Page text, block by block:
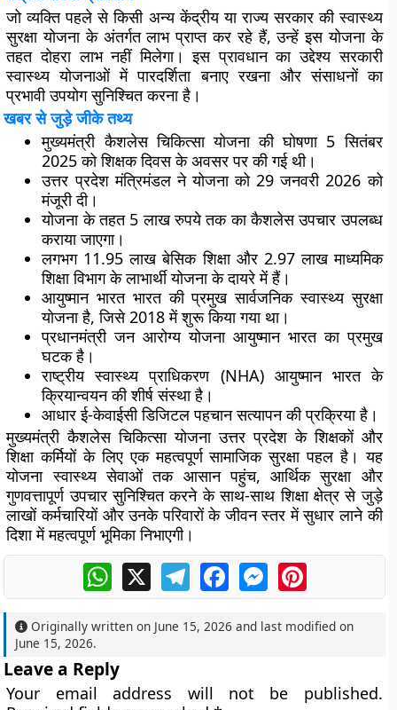
जो व्यक्ति पहले से किसी अन्य केंद्रीय या राज्य सरकार की स्वास्थ्य
सुरक्षा योजना के अंतर्गत लाभ प्राप्त कर रहे हैं, उन्हें इस योजना के
तहत दोहरा लाभ नहीं मिलेगा। इस प्रावधान का उद्देश्य सरकारी
स्वास्थ्य योजनाओं में पारदर्शिता बनाए रखना और संसाधनों का
प्रभावी उपयोग सुनिश्चित करना है।
खबर से जुड़े जीके तथ्य
मुख्यमंत्री कैशलेस चिकित्सा योजना की घोषणा 5 सितंबर
2025 को शिक्षक दिवस के अवसर पर की गई थी।
उत्तर प्रदेश मंत्रिमंडल ने योजना को 29 जनवरी 2026 को
मंजूरी दी।
योजना के तहत 5 लाख रुपये तक का कैशलेस उपचार उपलब्ध
कराया जाएगा।
लगभग 11.95 लाख बेसिक शिक्षा और 2.97 लाख माध्यमिक
शिक्षा विभाग के लाभार्थी योजना के दायरे में हैं।
आयुष्मान भारत भारत की प्रमुख सार्वजनिक स्वास्थ्य सुरक्षा
योजना है, जिसे 2018 में शुरू किया गया था।
प्रधानमंत्री जन आरोग्य योजना आयुष्मान भारत का प्रमुख
घटक है।
राष्ट्रीय स्वास्थ्य प्राधिकरण (NHA) आयुष्मान भारत के
क्रियान्वयन की शीर्ष संस्था है।
आधार ई-केवाईसी डिजिटल पहचान सत्यापन की प्रक्रिया है।
मुख्यमंत्री कैशलेस चिकित्सा योजना उत्तर प्रदेश के शिक्षकों और
शिक्षा कर्मियों के लिए एक महत्वपूर्ण सामाजिक सुरक्षा पहल है। यह
योजना स्वास्थ्य सेवाओं तक आसान पहुंच, आर्थिक सुरक्षा और
गुणवत्तापूर्ण उपचार सुनिश्चित करने के साथ-साथ शिक्षा क्षेत्र से जुड़े
लाखों कर्मचारियों और उनके परिवारों के जीवन स्तर में सुधार लाने की
दिशा में महत्वपूर्ण भूमिका निभाएगी।
WhatsApp
X TelegramFacebookMessengerPinterest
Originally written on June 15, 2026 and last modified on
June 15, 2026.
Leave a Reply
Your email address will not be published.